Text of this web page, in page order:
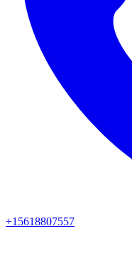
+15618807557